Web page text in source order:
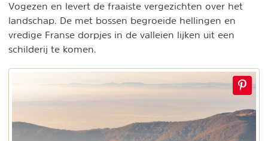
Vogezen en levert de fraaiste vergezichten over het
landschap. De met bossen begroeide hellingen en
vredige Franse dorpjes in de valleien lijken uit een
schilderij te komen.